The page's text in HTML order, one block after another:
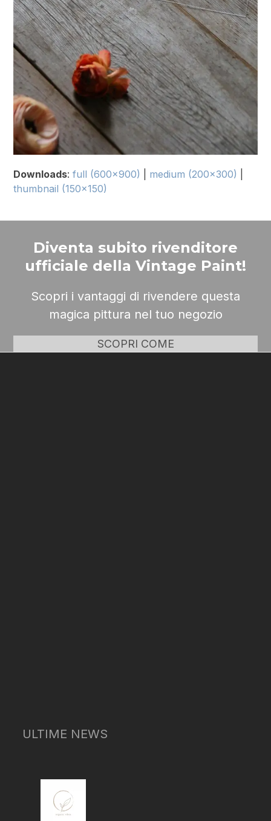
Downloads:full (600x900) medium (200x300)
thumbnail (150x150)
Diventa subito rivenditore
ufficiale della Vintage Paint!
Scopri i vantaggi di rivendere questa
magica pittura nel tuo negozio
SCOPRI COME
ULTIME NEWS